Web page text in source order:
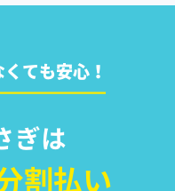
ても安心！
ぎは
割払い